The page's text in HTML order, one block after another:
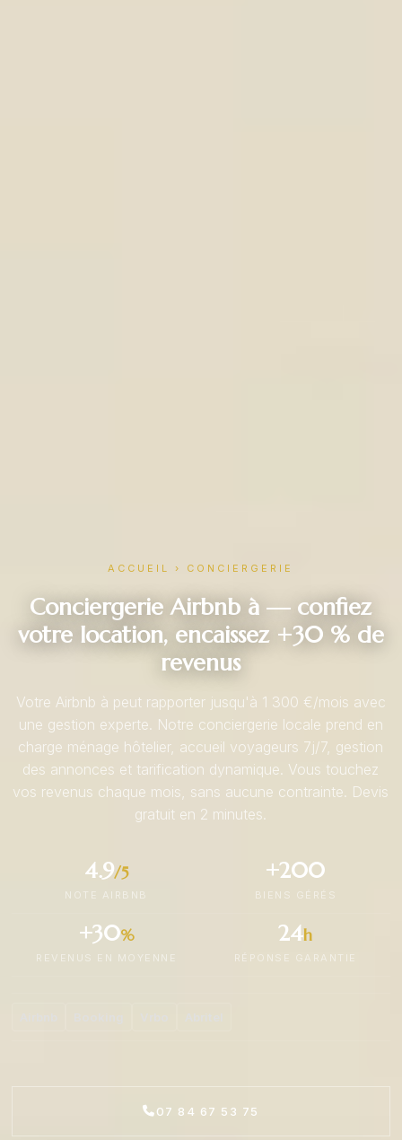
ACCUEIL › CONCIERGERIE
Conciergerie Airbnb à — confiez
votre location, encaissez +30 % de
revenus
Votre Airbnb à peut rapporter jusqu'à 1 300 €/mois avec
une gestion experte. Notre conciergerie locale prend en
charge ménage hôtelier, accueil voyageurs 7j/7, gestion
des annonces et tarification dynamique. Vous touchez
vos revenus chaque mois, sans aucune contrainte. Devis
gratuit en 2 minutes.
4.9/5
NOTE AIRBNB
+200
BIENS GÉRÉS
+30%
REVENUS EN MOYENNE
24h
RÉPONSE GARANTIE
07 84 67 53 75